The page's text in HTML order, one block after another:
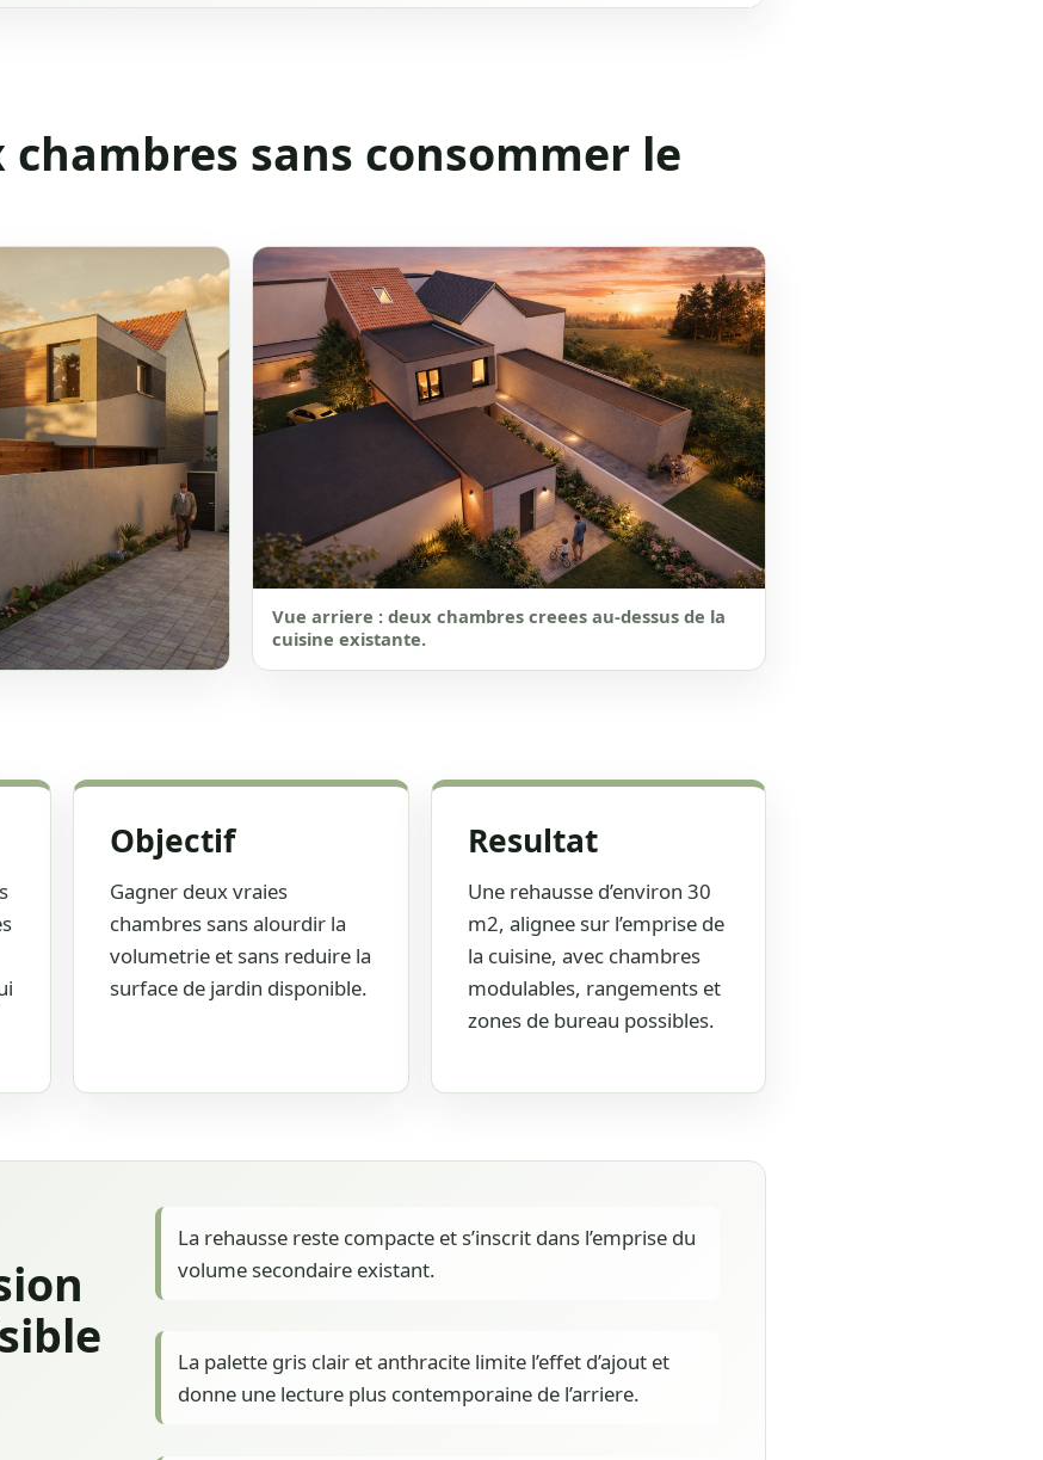
sans consommer le
Vue arriere : deux chambres creees au-dessus de la
cuisine existante.
Objectif
Gagner deux vraies
chambres sans alourdir la
volumetrie et sans reduire la
surface de jardin disponible.
Resultat
Une rehausse d’environ 30
m2, alignee sur l’emprise de
la cuisine, avec chambres
modulables, rangements et
zones de bureau possibles.
La rehausse reste compacte et s’inscrit dans l’emprise du
volume secondaire existant.
La palette gris clair et anthracite limite l’effet d’ajout et
donne une lecture plus contemporaine de l’arriere.